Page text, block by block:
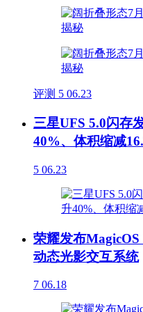
评测 5 06.23
三星UFS 5.0闪存
40%、体积缩减
5 06.23
荣耀发布
动态光影交互系统
7 06.18